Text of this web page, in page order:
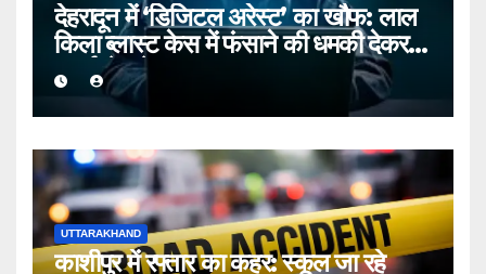
देहरादून में ‘डिजिटल अरेस्ट’ का खौफ: लाल
किला ब्लास्ट केस में फंसाने की धमकी देकर
बुजुर्ग से ठगे ₹13 लाख
UTTARAKHAND
काशीपुर में रफ्तार का कहर: स्कूल जा रहे